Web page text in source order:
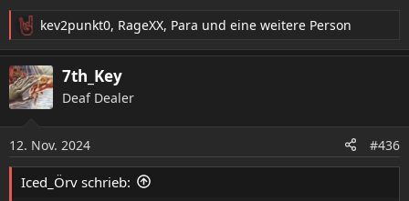
R
e
a
k
t
n
e
n
kev2punkt0, RageXX, Para und eine weitere Person
7th_Key
Deaf Dealer
12. Nov. 2024 #436
Iced_Örv schrieb: